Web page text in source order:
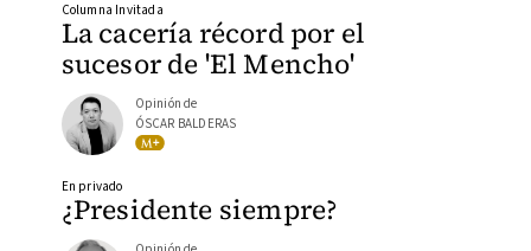
La cacería récord por el
sucesor de 'El Mencho'
Columna Invitada
Opinión de
ÓSCAR BALDERAS
¿Presidente siempre?
En privado